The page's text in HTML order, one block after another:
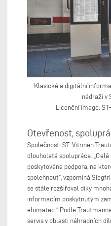
Klasické a digitální
nádraží v
Licenční image:
Otevřenost,
Společnosti ST-Vitrinen
dlouholetá spolupráce.
poskytována podpora, na
spolehnout“, vzpomíná
se stále rozšiřoval díky
informacím poskytnutým
elumatec.“ Podle
servis v oblasti náhradních